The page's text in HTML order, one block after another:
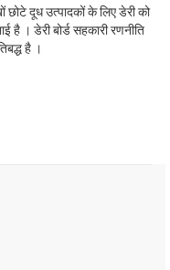
दूध उत्पादकों के लिए डेरी को
है । डेरी बोर्ड सहकारी रणनीति
है ।